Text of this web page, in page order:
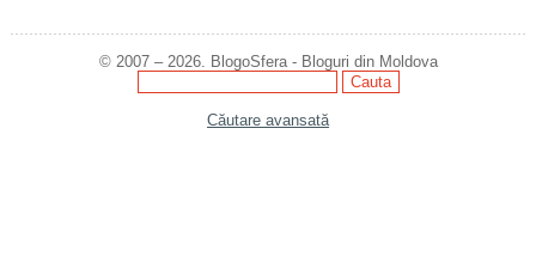
© 2007 – 2026. BlogoSfera - Bloguri din Moldova
Căutare avansată